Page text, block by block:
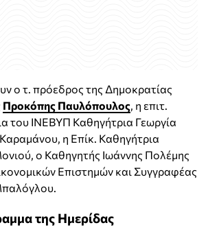
ο τ. πρόεδρος της Δημοκρατίας
Προκόπης Παυλόπουλος , η επιτ.
του ΙΝΕΒΥΠ Καθηγήτρια Γεωργία
η Επίκ. Καθηγήτρια
ο Καθηγητής Ιωάννης Πολέμης
Επιστημών και Συγγραφέας
της Ημερίδας